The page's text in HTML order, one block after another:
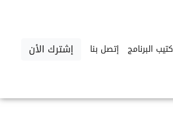
كتيب البرنامج إتصل بنا إشترك الأن